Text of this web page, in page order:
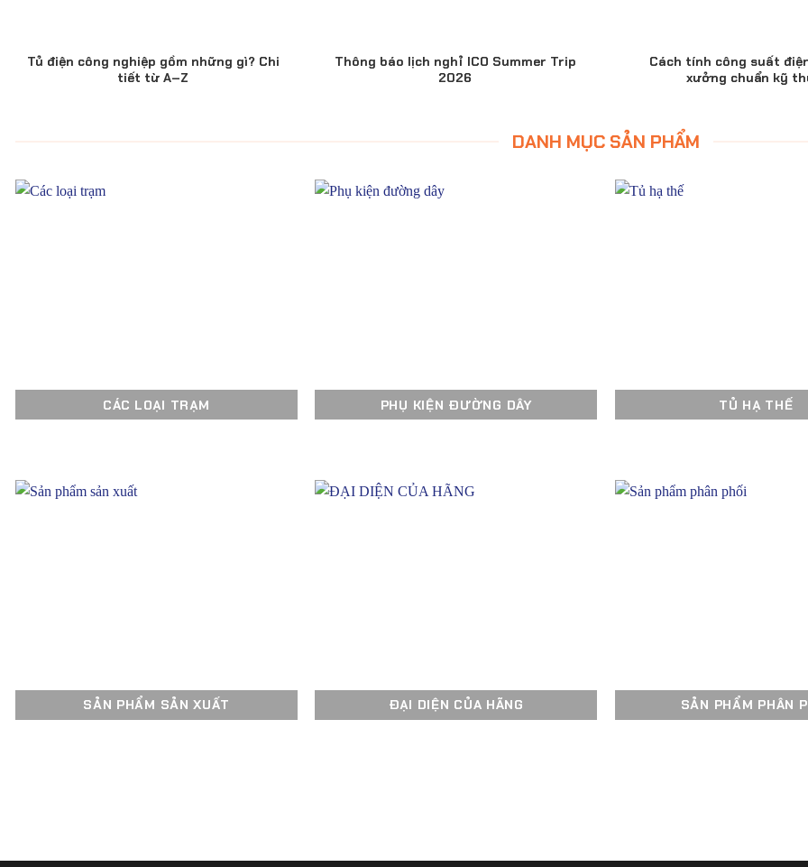
Tủ điện công nghiệp gồm những gì? Chi
tiết từ A–Z
Thông báo lịch nghỉ ICO Summer Trip
2026
Cách tính công suất
xưởng chuẩn kỹ
DANH MỤC SẢN PHẨM
CÁC LOẠI TRẠM PHỤ KIỆN ĐƯỜNG DÂY TỦ HẠ THẾ
SẢN PHẨM SẢN XUẤT ĐẠI DIỆN CỦA HÃNG SẢN PHẨM PHÂN